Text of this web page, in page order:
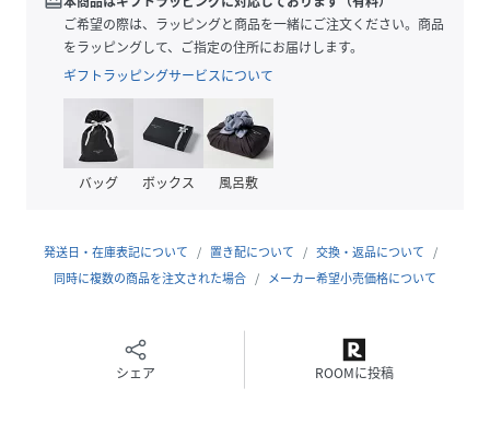
・ICカードサイズの透明ファスナーポケット
・さらに内ポケット内蔵
・表面は小銭入れにもなるファスナーポケット
□約70cm伸びる！リールつき
ランドセルやバッグを下ろさなくても、鍵を開けたりタッチ
できて便利！
リングに鍵をつけたら、ポケットに隠せて便利。約7cmの鍵
まで対応。
【mymelody×panpantutu】
ご希望の際は、ラッピングと商品を一緒にご注文ください。商品
をラッピングして、ご指定の住所にお届けします。
ギフトラッピングサービスについて
バッグ ボックス 風呂敷
発送日・在庫表記について 置き配について
交換・返品について
同時に複数の商品を注文された場合
メーカー希望小売価格について
シェア ROOMに投稿